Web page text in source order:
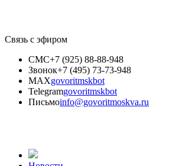
Связь с эфиром
СМС+7 (925) 88-88-948
Звонок+7 (495) 73-73-948
MAXgovoritmskbot
Telegramgovoritmskbot
Письмоinfo@govoritmoskva.ru